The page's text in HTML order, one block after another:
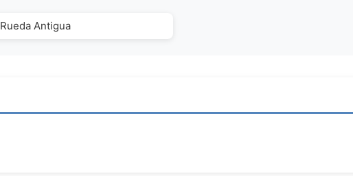
Rueda Antigua